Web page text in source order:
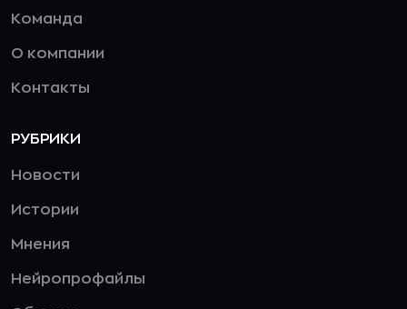
Команда
О компании
Контакты
РУБРИКИ
Новости
Истории
Мнения
Нейропрофайлы